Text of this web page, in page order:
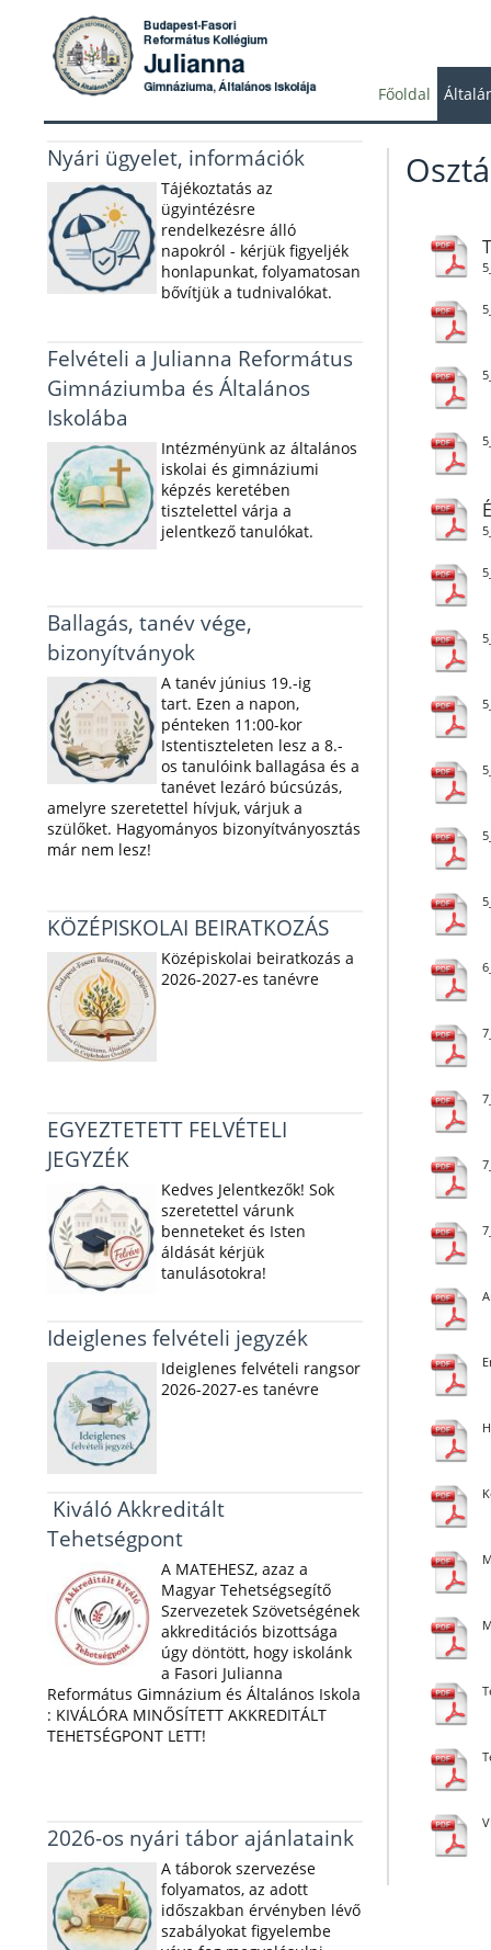
Főoldal
Nyári ügyelet, információk
Tájékoztatás az
ügyintézésre
rendelkezésre álló
napokról - kérjük figyeljék
honlapunkat, folyamatosan
bővítjük a tudnivalókat.
Felvételi a Julianna Református
Gimnáziumba és Általános
Iskolába
Intézményünk az általános
iskolai és gimnáziumi
képzés keretében
tisztelettel várja a
jelentkező tanulókat.
Ballagás, tanév vége,
bizonyítványok
A tanév június 19.-ig
tart. Ezen a napon,
pénteken 11:00-kor
Istentiszteleten lesz a 8.-
os tanulóink ballagása és a
tanévet lezáró búcsúzás,
amelyre szeretettel hívjuk, várjuk a
szülőket. Hagyományos bizonyítványosztás
már nem lesz!
KÖZÉPISKOLAI BEIRATKOZÁS
Középiskolai beiratkozás a
2026-2027-es tanévre
EGYEZTETETT FELVÉTELI
JEGYZÉK
Kedves Jelentkezők! Sok
szeretettel várunk
benneteket és Isten
áldását kérjük
tanulásotokra!
Ideiglenes felvételi jegyzék
Ideiglenes felvételi rangsor
2026-2027-es tanévre
Kiváló Akkreditált
Tehetségpont
A MATEHESZ, azaz a
Magyar Tehetségsegítő
Szervezetek Szövetségének
akkreditációs bizottsága
úgy döntött, hogy iskolánk
a Fasori Julianna
Református Gimnázium és Általános Iskola
: KIVÁLÓRA MINŐSÍTETT AKKREDITÁLT
TEHETSÉGPONT LETT!
2026-os nyári tábor ajánlataink
A táborok szervezése
folyamatos, az adott
időszakban érvényben lévő
szabályokat figyelembe